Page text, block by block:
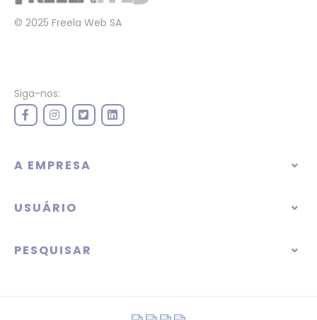
© 2025 Freela Web SA
Siga-nos:
A EMPRESA
USUÁRIO
PESQUISAR